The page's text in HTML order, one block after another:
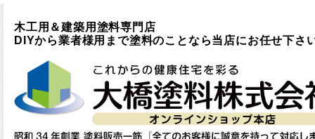
木工用＆建築用塗料専門店
DIYから業者様用まで塗料のことなら当店にお任せ下さ